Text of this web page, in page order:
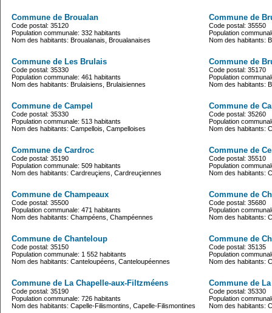
Commune de Broualan
Code postal: 35120
Population communale: 332 habitants
Nom des habitants: Broualanais, Broualanaises
Commune de
Code postal: 35550
Population
Nom des habitants:
Commune de Les Brulais
Code postal: 35330
Population communale: 461 habitants
Nom des habitants: Brulaisiens, Brulaisiennes
Commune de
Code postal: 35170
Population
Nom des habitants:
Commune de Campel
Code postal: 35330
Population communale: 513 habitants
Nom des habitants: Campellois, Campelloises
Commune de
Code postal: 35260
Population
Nom des habitants:
Commune de Cardroc
Code postal: 35190
Population communale: 509 habitants
Nom des habitants: Cardreuçiens, Cardreuçiennes
Commune de
Code postal: 35510
Population
Nom des habitants:
Commune de Champeaux
Code postal: 35500
Population communale: 471 habitants
Nom des habitants: Champéens, Champéennes
Commune de
Code postal: 35680
Population
Nom des habitants:
Commune de Chanteloup
Code postal: 35150
Population communale: 1 552 habitants
Nom des habitants: Canteloupéens, Canteloupéennes
Commune de
Code postal: 35135
Population
Nom des habitants:
Commune de La Chapelle-aux-Filtzméens
Code postal: 35190
Population communale: 726 habitants
Nom des habitants: Capelle-Filismontins, Capelle-Filismontines
Commune de
Code postal: 35330
Population
Nom des habitants: